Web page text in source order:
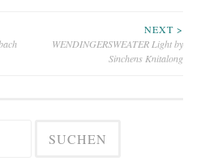
NEXT >
WENDINGERSWEATER Light by
Sinchens Knitalong